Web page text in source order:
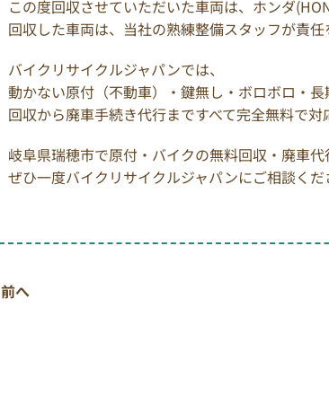
この度回収させていただいた車両は、ホンダ
回収した車両は、当社の熟練整備スタッフが責
バイクリサイクルジャパンでは、
動かない原付（不動車）・鍵無し・ボロボロ・長
回収から廃車手続き代行まですべて完全無料で対
岐阜県瑞穂市で原付・バイクの無料回収・廃車代
ぜひ一度バイクリサイクルジャパンにご相談くだ
前へ